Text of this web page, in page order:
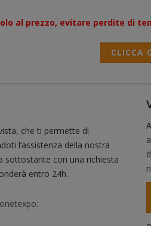
al prezzo, evitare perdite di
CLICCA
che ti permette di
l’assistenza della nostra
sottostante con una richiesta
entro 24h.